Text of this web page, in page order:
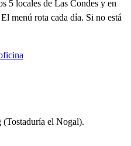
5 locales de Las Condes y en
menú rota cada día. Si no está
(Tostaduría el Nogal).